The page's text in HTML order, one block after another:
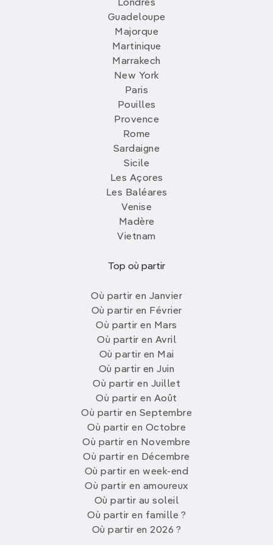
Londres
Guadeloupe
Majorque
Martinique
Marrakech
New York
Paris
Pouilles
Provence
Rome
Sardaigne
Sicile
Les Açores
Les Baléares
Venise
Madère
Vietnam
Top où partir
Où partir en Janvier
Où partir en Février
Où partir en Mars
Où partir en Avril
Où partir en Mai
Où partir en Juin
Où partir en Juillet
Où partir en Août
Où partir en Septembre
Où partir en Octobre
Où partir en Novembre
Où partir en Décembre
Où partir en week-end
Où partir en amoureux
Où partir au soleil
Où partir en famille ?
Où partir en 2026 ?